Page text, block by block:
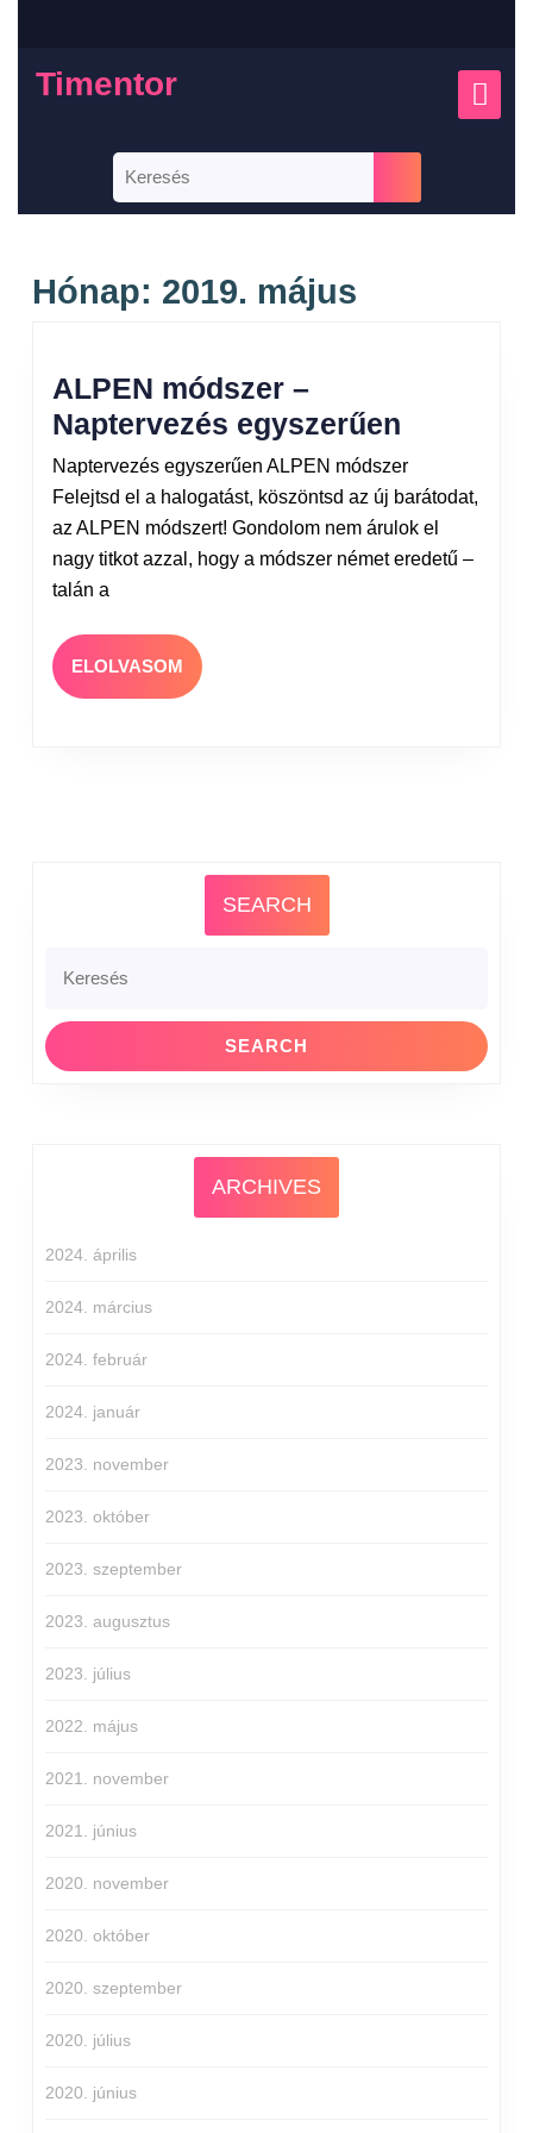
Timentor
Hónap: 2019. május
ALPEN módszer –
Naptervezés egyszerűen
Naptervezés egyszerűen ALPEN módszer
Felejtsd el a halogatást, köszöntsd az új barátodat,
az ALPEN módszert! Gondolom nem árulok el
nagy titkot azzal, hogy a módszer német eredetű –
talán a
ELOLVASOM
SEARCH
ARCHIVES
2024. április
2024. március
2024. február
2024. január
2023. november
2023. október
2023. szeptember
2023. augusztus
2023. július
2022. május
2021. november
2021. június
2020. november
2020. október
2020. szeptember
2020. július
2020. június